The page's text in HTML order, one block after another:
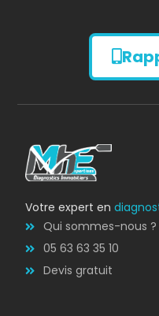
Bilan
Votre expert en
Qui sommes-nous ?
05 63 63 35 10
Devis gratuit